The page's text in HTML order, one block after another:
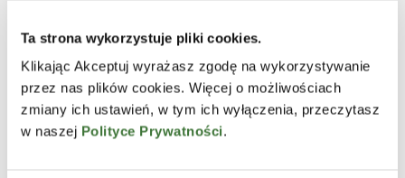
Ta strona wykorzystuje pliki cookies.
Klikając Akceptuj wyrażasz zgodę na wykorzystywanie
przez nas plików cookies. Więcej o możliwościach
zmiany ich ustawień, w tym ich wyłączenia, przeczytasz
w naszej Polityce Prywatności.
Aplicar uniformemente sobre la piel después de la
utilizar la loción solar adecuada de la línea Ziaja Sun.
INCI
Aqua (Water), Panthenol, PEG-40 Hydrogenated Castor Oil,